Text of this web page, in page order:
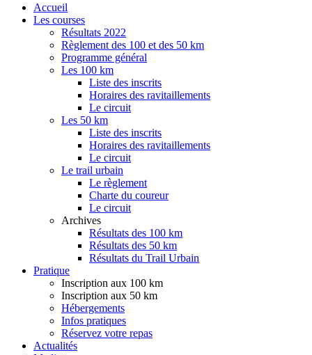
Accueil
Les courses
Résultats 2022
Règlement des 100 et des 50 km
Programme général
Les 100 km
Liste des inscrits
Horaires des ravitaillements
Le circuit
Les 50 km
Liste des inscrits
Horaires des ravitaillements
Le circuit
Le trail urbain
Le règlement
Charte du coureur
Le circuit
Archives
Résultats des 100 km
Résultats des 50 km
Résultats du Trail Urbain
Pratique
Inscription aux 100 km
Inscription aux 50 km
Hébergements
Infos pratiques
Réservez votre repas
Actualités